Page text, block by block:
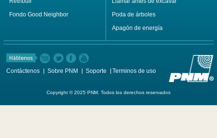
Fondo Good Neighbor
Poda de árboles
Apagón de energía
Contáctenos Sobre PNM Soporte Terminos de uso
Copyright © 2025 PNM. Todos los derechos reservados